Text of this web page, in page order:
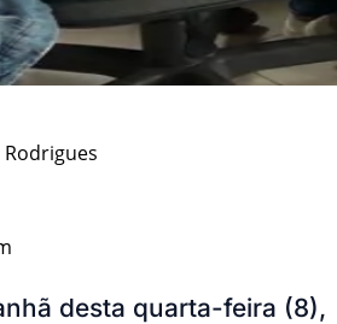
Rodrigues
desta quarta-feira (8),